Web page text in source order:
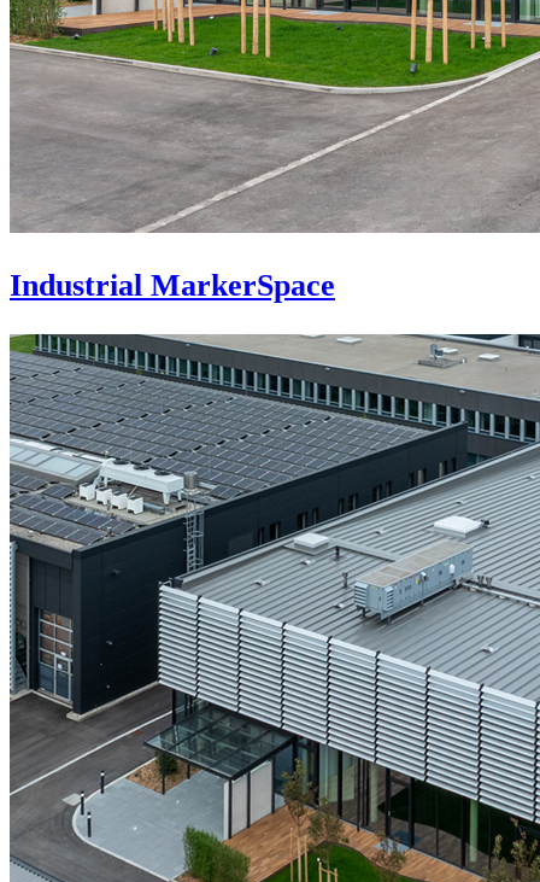
Industrial MarkerSpace